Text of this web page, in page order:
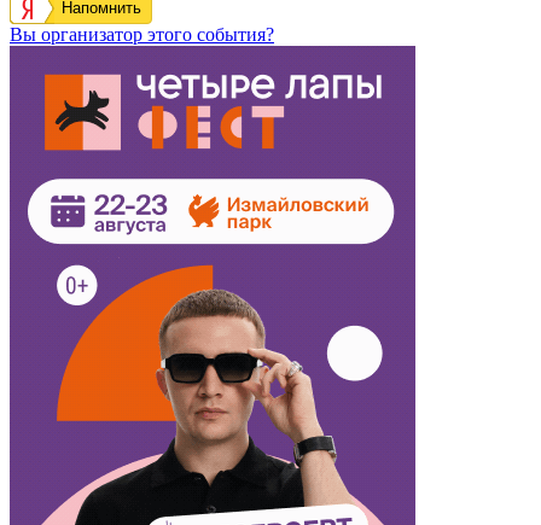
Напомнить
Вы организатор этого события?